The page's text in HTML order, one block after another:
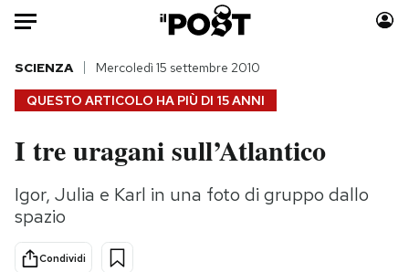
Auto
HOME
Italia
Politica
Internet
Moda
Consumismi
QUESTO ARTICOLO HA PIÙ DI 15 ANNI
SCIENZA Mercoledì 15 settembre 2010
I tre uragani sull’Atlantico
Igor, Julia e Karl in una foto di gruppo dallo
spazio
Condividi